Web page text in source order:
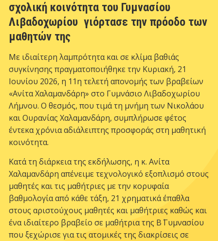
σχολική κοινότητα του Γυμνασίου
Λιβαδοχωρίου γιόρτασε την πρόοδο των
μαθητών της
Με ιδιαίτερη λαμπρότητα και σε κλίμα βαθιάς
συγκίνησης πραγματοποιήθηκε την Κυριακή, 21
Ιουνίου 2026, η 11η τελετή απονομής των βραβείων
«Ανίτα Χαλαμανδάρη» στο Γυμνάσιο Λιβαδοχωρίου
Λήμνου. Ο θεσμός, που τιμά τη μνήμη των Νικολάου
και Ουρανίας Χαλαμανδάρη, συμπλήρωσε φέτος
έντεκα χρόνια αδιάλειπτης προσφοράς στη μαθητική
κοινότητα.
Κατά τη διάρκεια της εκδήλωσης, η κ. Ανίτα
Χαλαμανδάρη απένειμε τεχνολογικό εξοπλισμό στους
μαθητές και τις μαθήτριες με την κορυφαία
βαθμολογία από κάθε τάξη, 21 χρηματικά έπαθλα
στους αριστούχους μαθητές και μαθήτριες καθώς και
ένα ιδιαίτερο βραβείο σε μαθήτρια της Β΄ Γυμνασίου
που ξεχώρισε για τις ατομικές της διακρίσεις σε